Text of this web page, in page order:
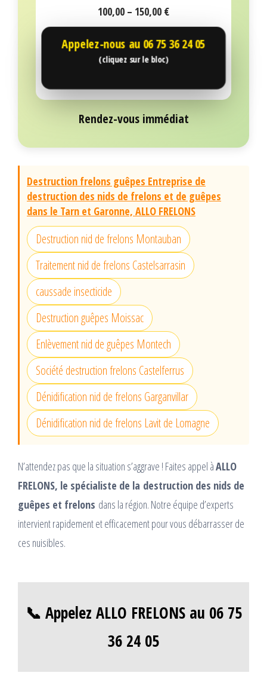
100,00 – 150,00 €
Appelez-nous au 06 75 36 24 05
(cliquez sur le bloc)
Rendez-vous immédiat
Destruction frelons guêpes Entreprise de
destruction des nids de frelons et de guêpes
dans le Tarn et Garonne, ALLO FRELONS
Destruction nid de frelons Montauban
Traitement nid de frelons Castelsarrasin
caussade insecticide
Destruction guêpes Moissac
Enlèvement nid de guêpes Montech
Société destruction frelons Castelferrus
Dénidification nid de frelons Garganvillar
Dénidification nid de frelons Lavit de Lomagne
N’attendez pas que la situation s’aggrave ! Faites appel àALLO
FRELONS, le spécialiste de la destruction des nids de
guêpes et frelons dans la région. Notre équipe d’experts
intervient rapidement et efficacement pour vous débarrasser de
ces nuisibles.
📞 Appelez ALLO FRELONS au 06 75
36 24 05